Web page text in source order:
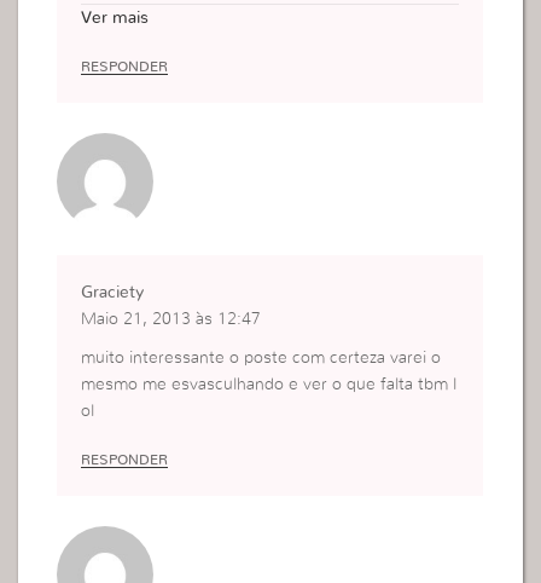
Ver mais
RESPONDER
Graciety
Maio 21, 2013 às 12:47
muito interessante o poste com certeza varei o
mesmo me esvasculhando e ver o que falta tbm l
ol
RESPONDER